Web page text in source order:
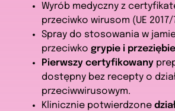
Wyrób medyczny z
przeciwko wirusom (UE 2017/
Spray do stosowania w
przeciwkogrypie i
Pierwszy certyfikowany
dostępny bez recepty o
przeciwwirusowym.
Klinicznie potwierdzone